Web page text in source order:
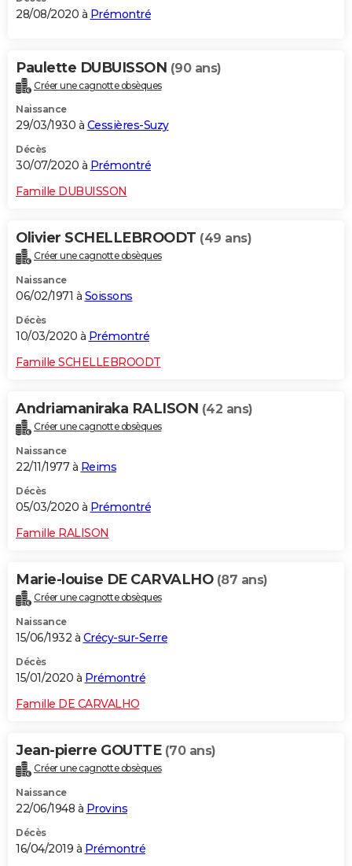
28/08/2020 à Prémontré
Paulette DUBUISSON (90 ans)
Créer une cagnotte obsèques
Naissance
29/03/1930 à Cessières-Suzy
Décès
30/07/2020 à Prémontré
Famille DUBUISSON
Olivier SCHELLEBROODT (49 ans)
Créer une cagnotte obsèques
Naissance
06/02/1971 à Soissons
Décès
10/03/2020 à Prémontré
Famille SCHELLEBROODT
Andriamaniraka RALISON (42 ans)
Créer une cagnotte obsèques
Naissance
22/11/1977 à Reims
Décès
05/03/2020 à Prémontré
Famille RALISON
Marie-louise DE CARVALHO (87 ans)
Créer une cagnotte obsèques
Naissance
15/06/1932 à Crécy-sur-Serre
Décès
15/01/2020 à Prémontré
Famille DE CARVALHO
Jean-pierre GOUTTE (70 ans)
Créer une cagnotte obsèques
Naissance
22/06/1948 à Provins
Décès
16/04/2019 à Prémontré